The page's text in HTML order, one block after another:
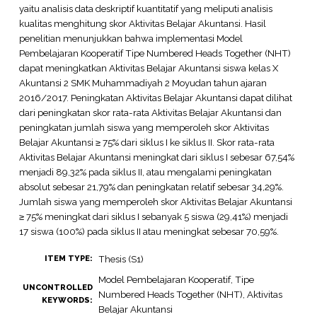
yaitu analisis data deskriptif kuantitatif yang meliputi analisis
kualitas menghitung skor Aktivitas Belajar Akuntansi. Hasil
penelitian menunjukkan bahwa implementasi Model
Pembelajaran Kooperatif Tipe Numbered Heads Together (NHT)
dapat meningkatkan Aktivitas Belajar Akuntansi siswa kelas X
Akuntansi 2 SMK Muhammadiyah 2 Moyudan tahun ajaran
2016/2017. Peningkatan Aktivitas Belajar Akuntansi dapat dilihat
dari peningkatan skor rata-rata Aktivitas Belajar Akuntansi dan
peningkatan jumlah siswa yang memperoleh skor Aktivitas
Belajar Akuntansi ≥ 75% dari siklus I ke siklus II. Skor rata-rata
Aktivitas Belajar Akuntansi meningkat dari siklus I sebesar 67,54%
menjadi 89,32% pada siklus II, atau mengalami peningkatan
absolut sebesar 21,79% dan peningkatan relatif sebesar 34,29%.
Jumlah siswa yang memperoleh skor Aktivitas Belajar Akuntansi
≥ 75% meningkat dari siklus I sebanyak 5 siswa (29,41%) menjadi
17 siswa (100%) pada siklus II atau meningkat sebesar 70,59%.
ITEM TYPE: Thesis (S1)
UNCONTROLLED
KEYWORDS:
Model Pembelajaran Kooperatif, Tipe
Numbered Heads Together (NHT), Aktivitas
Belajar Akuntansi